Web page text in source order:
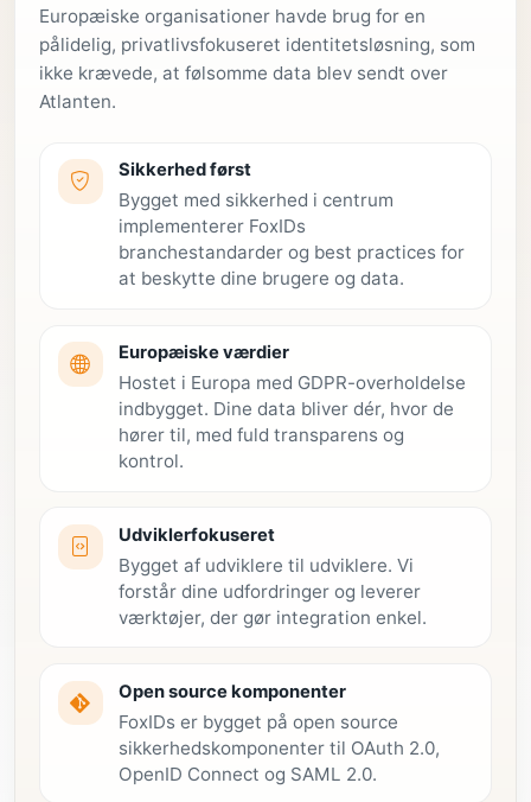
Europæiske organisationer havde brug for en
pålidelig, privatlivsfokuseret identitetsløsning, som
ikke krævede, at følsomme data blev sendt over
Atlanten.
Sikkerhed først
Bygget med sikkerhed i centrum
implementerer FoxIDs
branchestandarder og best practices for
at beskytte dine brugere og data.
Europæiske værdier
Hostet i Europa med GDPR-overholdelse
indbygget. Dine data bliver dér, hvor de
hører til, med fuld transparens og
kontrol.
Udviklerfokuseret
Bygget af udviklere til udviklere. Vi
forstår dine udfordringer og leverer
værktøjer, der gør integration enkel.
Open source komponenter
FoxIDs er bygget på open source
sikkerhedskomponenter til OAuth 2.0,
OpenID Connect og SAML 2.0.